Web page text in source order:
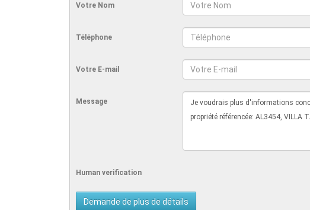
Votre Nom
Téléphone
Votre E-mail
Message
Human verification